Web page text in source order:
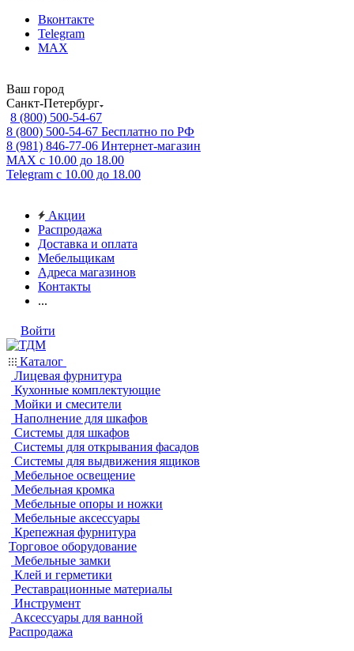
Вконтакте
Telegram
MAX
Ваш город
Санкт-Петербург
8 (800) 500-54-67
8 (800) 500-54-67 Бесплатно по РФ
8 (981) 846-77-06 Интернет-магазин
MAX с 10.00 до 18.00
Telegram с 10.00 до 18.00
Акции
Распродажа
Доставка и оплата
Мебельщикам
Адреса магазинов
Контакты
...
Войти
Каталог
Лицевая фурнитура
Кухонные комплектующие
Мойки и смесители
Наполнение для шкафов
Системы для шкафов
Системы для открывания фасадов
Системы для выдвижения ящиков
Мебельное освещение
Мебельная кромка
Мебельные опоры и ножки
Мебельные аксессуары
Крепежная фурнитура
Торговое оборудование
Мебельные замки
Клей и герметики
Реставрационные материалы
Инструмент
Аксессуары для ванной
Распродажа